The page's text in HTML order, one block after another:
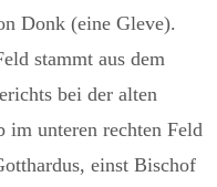
Donk (eine Gleve).
stammt aus dem
bei der alten
im unteren rechten Feld
einst Bischof